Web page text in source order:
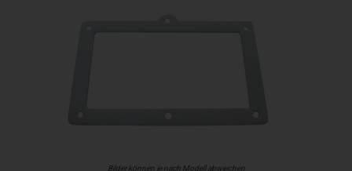
Bilder können je nach Modell abweichen